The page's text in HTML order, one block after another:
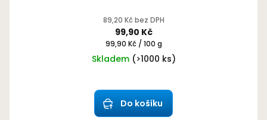
89,20 Kč bez DPH
99,90 Kč
Měrná
cena:
99,90 Kč / 100 g
Skladem (>1000 ks)
hodnocení
produktu
je
Do košíku